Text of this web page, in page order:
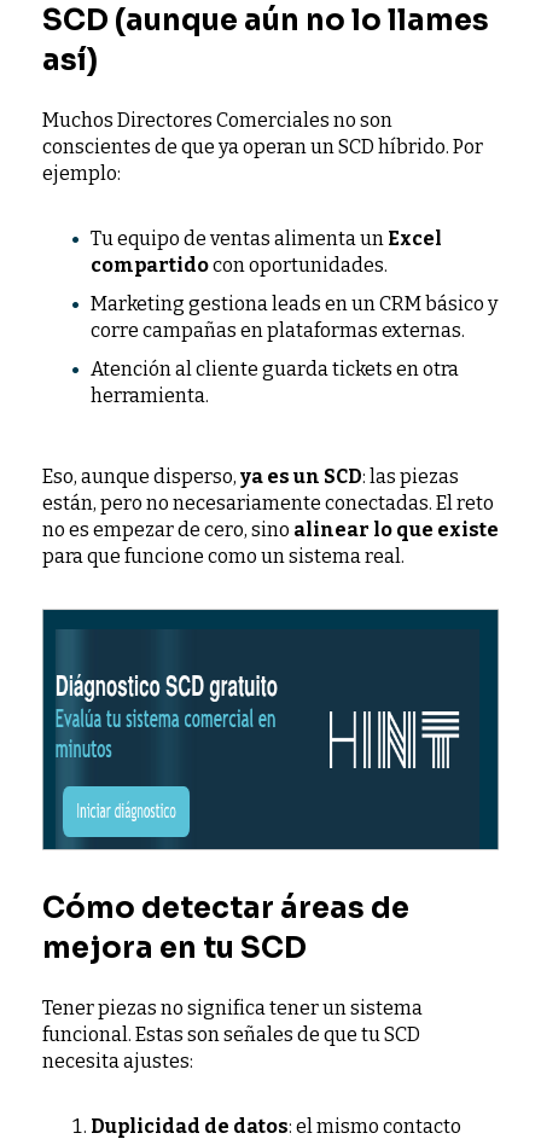
SCD (aunque aún no lo llames
así)
Muchos Directores Comerciales no son
conscientes de que ya operan un SCD híbrido. Por
ejemplo:
Tu equipo de ventas alimenta un Excel
compartidocon oportunidades.
Marketing gestiona leads en un CRM básico y
corre campañas en plataformas externas.
Atención al cliente guarda tickets en otra
herramienta.
Eso, aunque disperso, ya es un SCD: las piezas
están, pero no necesariamente conectadas. El reto
no es empezar de cero, sino alinear lo que existe
para que funcione como un sistema real.
Cómo detectar áreas de
mejora en tu SCD
Tener piezas no significa tener un sistema
funcional. Estas son señales de que tu SCD
necesita ajustes:
Duplicidad de datos: el mismo contacto